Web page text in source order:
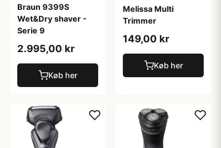
Braun 9399S
Wet&Dry shaver -
Serie 9
2.995,00 kr
Køb her
Melissa Multi
Trimmer
149,00 kr
Køb her